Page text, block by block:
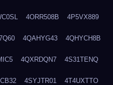
4ORR508B 4P5VX889
4QAHYG43 4QHYCH8B
4QXRDQN7 4S31TENQ
4SYJTR01 4T4UXTTO